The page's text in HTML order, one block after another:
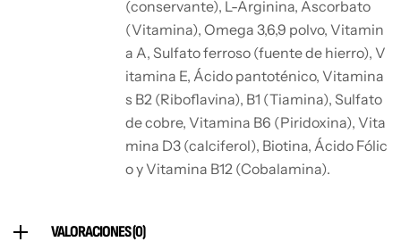
(conservante), L-Arginina, Ascorbato
(Vitamina), Omega 3,6,9 polvo, Vitamin
a A, Sulfato ferroso (fuente de hierro), V
itamina E, Ácido pantoténico, Vitamina
s B2 (Riboflavina), B1 (Tiamina), Sulfato
de cobre, Vitamina B6 (Piridoxina), Vita
mina D3 (calciferol), Biotina, Ácido Fólic
o y Vitamina B12 (Cobalamina).
VALORACIONES (0)